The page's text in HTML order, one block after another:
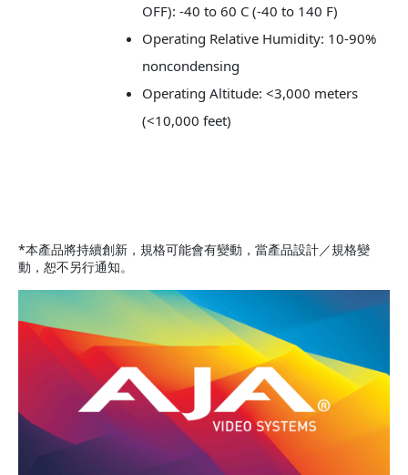
OFF): -40 to 60 C (-40 to 140 F)
Operating Relative Humidity: 10-90%
noncondensing
Operating Altitude: <3,000 meters
(<10,000 feet)
*本產品將持續創新，規格可能會有變動，當產品設計／規格變
動，恕不另行通知。